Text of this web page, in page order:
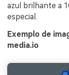
azul brilhante a
especial.
Exemplo de
media.io